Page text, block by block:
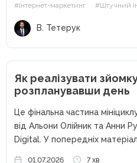
Сьогодні штучний інтелект
#Інтернет-маркетинг #Штучний
В. Тетерук
Як реалізувати
розпланувавши день
Це фінальна частина
від Альони Олійник та Анни
Digital. У попередніх матеріалах ми розглянули, з чого
01.07.2026 7 хв